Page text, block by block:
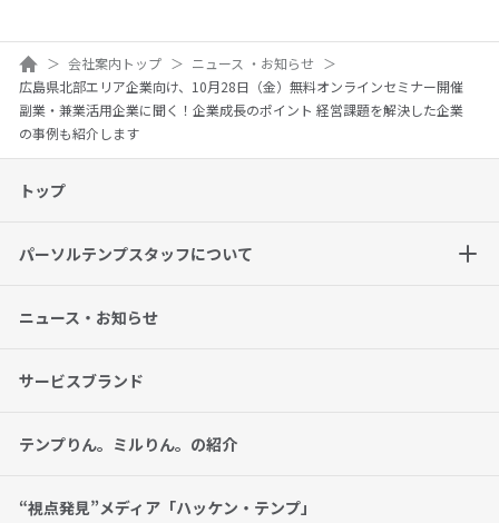
ホーム会社案内トップ
ニュース ・お知らせ
広島県北部エリア企業向け、10月28日（金）無料オンラインセミナー開催
副業・兼業活用企業に聞く！企業成長のポイント 経営課題を解決した企業
の事例も紹介します
トップ
パーソルテンプスタッフについて
ニュース・お知らせ
サービスブランド
テンプりん。ミルりん。の紹介
“視点発見”メディア「ハッケン・テンプ」